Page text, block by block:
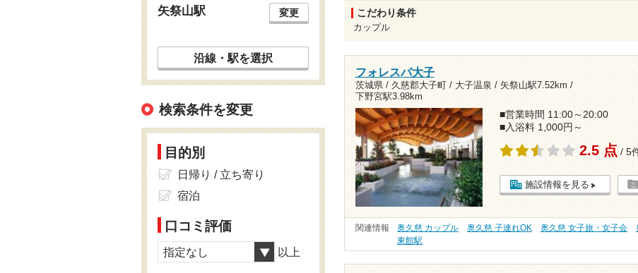
こだわり条件
カップル
フォレスパ大子
茨城県 / 久慈郡大子町 / 大子温泉 / 矢祭山駅7.52km /
下野宮駅3.98km
■営業時間 11:00～20:00
■入浴料 1,000円～
2.5 点 / 5
施設情報を見る
関連情報 奥久慈 カップル 奥久慈 子連れOK 奥久慈 女子旅・女子会
東館駅
矢祭山駅 変更
沿線・駅を選択
検索条件を変更
目的別
日帰り / 立ち寄り
宿泊
口コミ評価
指定なし 以上